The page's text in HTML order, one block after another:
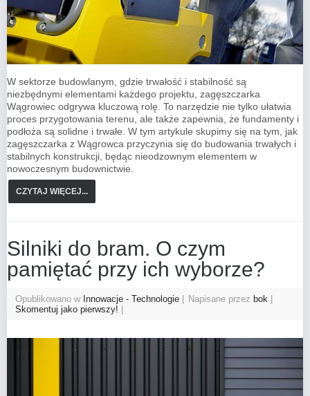
W sektorze budowlanym, gdzie trwałość i stabilność są
niezbędnymi elementami każdego projektu, zagęszczarka
Wągrowiec odgrywa kluczową rolę. To narzędzie nie tylko ułatwia
proces przygotowania terenu, ale także zapewnia, że fundamenty i
podłoża są solidne i trwałe. W tym artykule skupimy się na tym, jak
zagęszczarka z Wągrowca przyczynia się do budowania trwałych i
stabilnych konstrukcji, będąc nieodzownym elementem w
nowoczesnym budownictwie.
CZYTAJ WIĘCEJ...
Silniki do bram. O czym
pamiętać przy ich wyborze?
Opublikowano w Innowacje - Technologie Napisane przez bok
Skomentuj jako pierwszy!